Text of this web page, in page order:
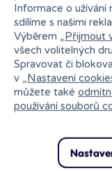
GEIS
Ihned k
Bambule Říčany OC
Informace o užívání
sdílíme s našimi
Výběrem „Přijmout
všech volitelných
Spravovat či
v „Nastavení
můžete také
používání souborů